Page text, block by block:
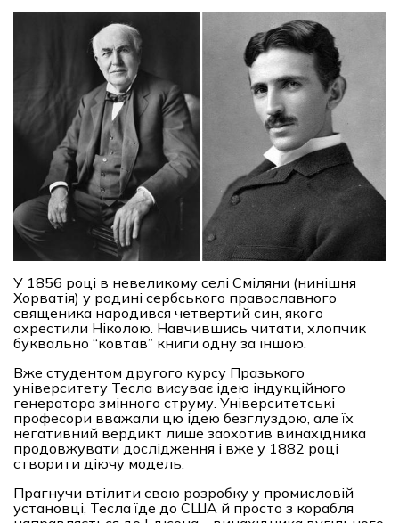
У 1856 році в невеликому селі Сміляни (нинішня
Хорватія) у родині сербського православного
священика народився четвертий син, якого
охрестили Ніколою. Навчившись читати, хлопчик
буквально “ковтав” книги одну за іншою.
Вже студентом другого курсу Празького
університету Тесла висуває ідею індукційного
генератора змінного струму. Університетські
професори вважали цю ідею безглуздою, але їх
негативний вердикт лише заохотив винахідника
продовжувати дослідження і вже у 1882 році
створити діючу модель.
Прагнучи втілити свою розробку у промисловій
установці, Тесла їде до США й просто з корабля